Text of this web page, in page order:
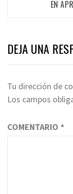
EN
DEJA UNA
Tu dirección de
Los campos
COMENTARIO *